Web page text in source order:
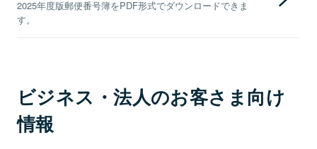
2025年度版郵便番号簿をPDF形式でダウンロードできま
す。
ビジネス・法人のお客さま向け
情報